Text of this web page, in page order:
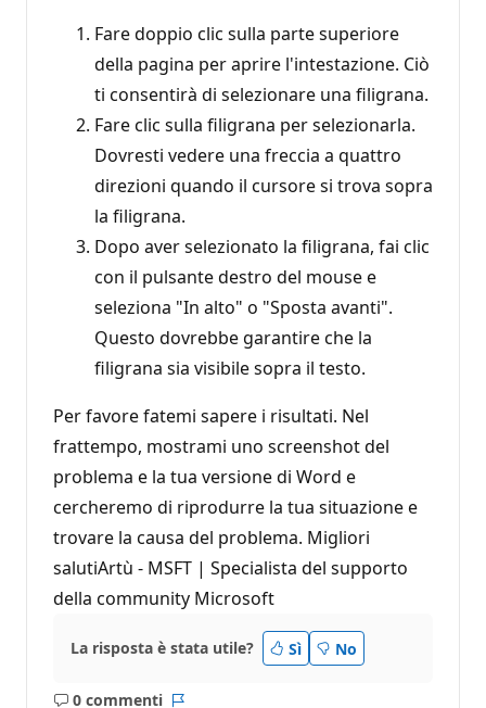
Fare doppio clic sulla parte superiore
della pagina per aprire l'intestazione. Ciò
ti consentirà di selezionare una filigrana.
Fare clic sulla filigrana per selezionarla.
Dovresti vedere una freccia a quattro
direzioni quando il cursore si trova sopra
la filigrana.
Dopo aver selezionato la filigrana, fai clic
con il pulsante destro del mouse e
seleziona "In alto" o "Sposta avanti".
Questo dovrebbe garantire che la
filigrana sia visibile sopra il testo.
Per favore fatemi sapere i risultati. Nel
frattempo, mostrami uno screenshot del
problema e la tua versione di Word e
cercheremo di riprodurre la tua situazione e
trovare la causa del problema. Migliori
salutiArtù - MSFT | Specialista del supporto
della community Microsoft
La risposta è stata utile? Sì No
0 commenti